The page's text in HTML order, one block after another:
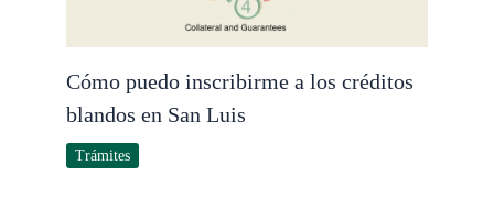
Cómo puedo inscribirme a los créditos
blandos en San Luis
Trámites